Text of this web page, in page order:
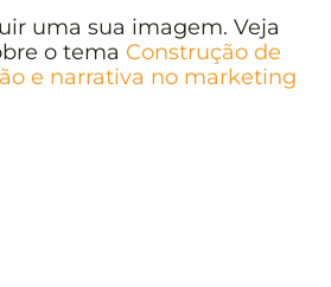
uma sua imagem. Veja
o tema Construção de
e narrativa no marketing